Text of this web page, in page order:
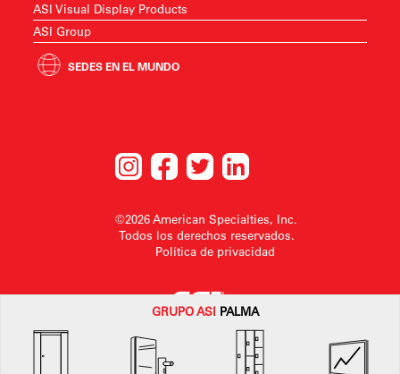
GRUPOASI PALMA
ASI Visual Display Products
ASI Group
SEDES EN EL MUNDO
©2026 American Specialties, Inc.
Todos los derechos reservados.
Política de privacidad
American SpecialtiesInc. se reserva el derecho a realizar cambios en el